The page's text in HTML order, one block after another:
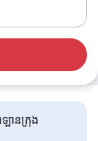
ានក្រុង